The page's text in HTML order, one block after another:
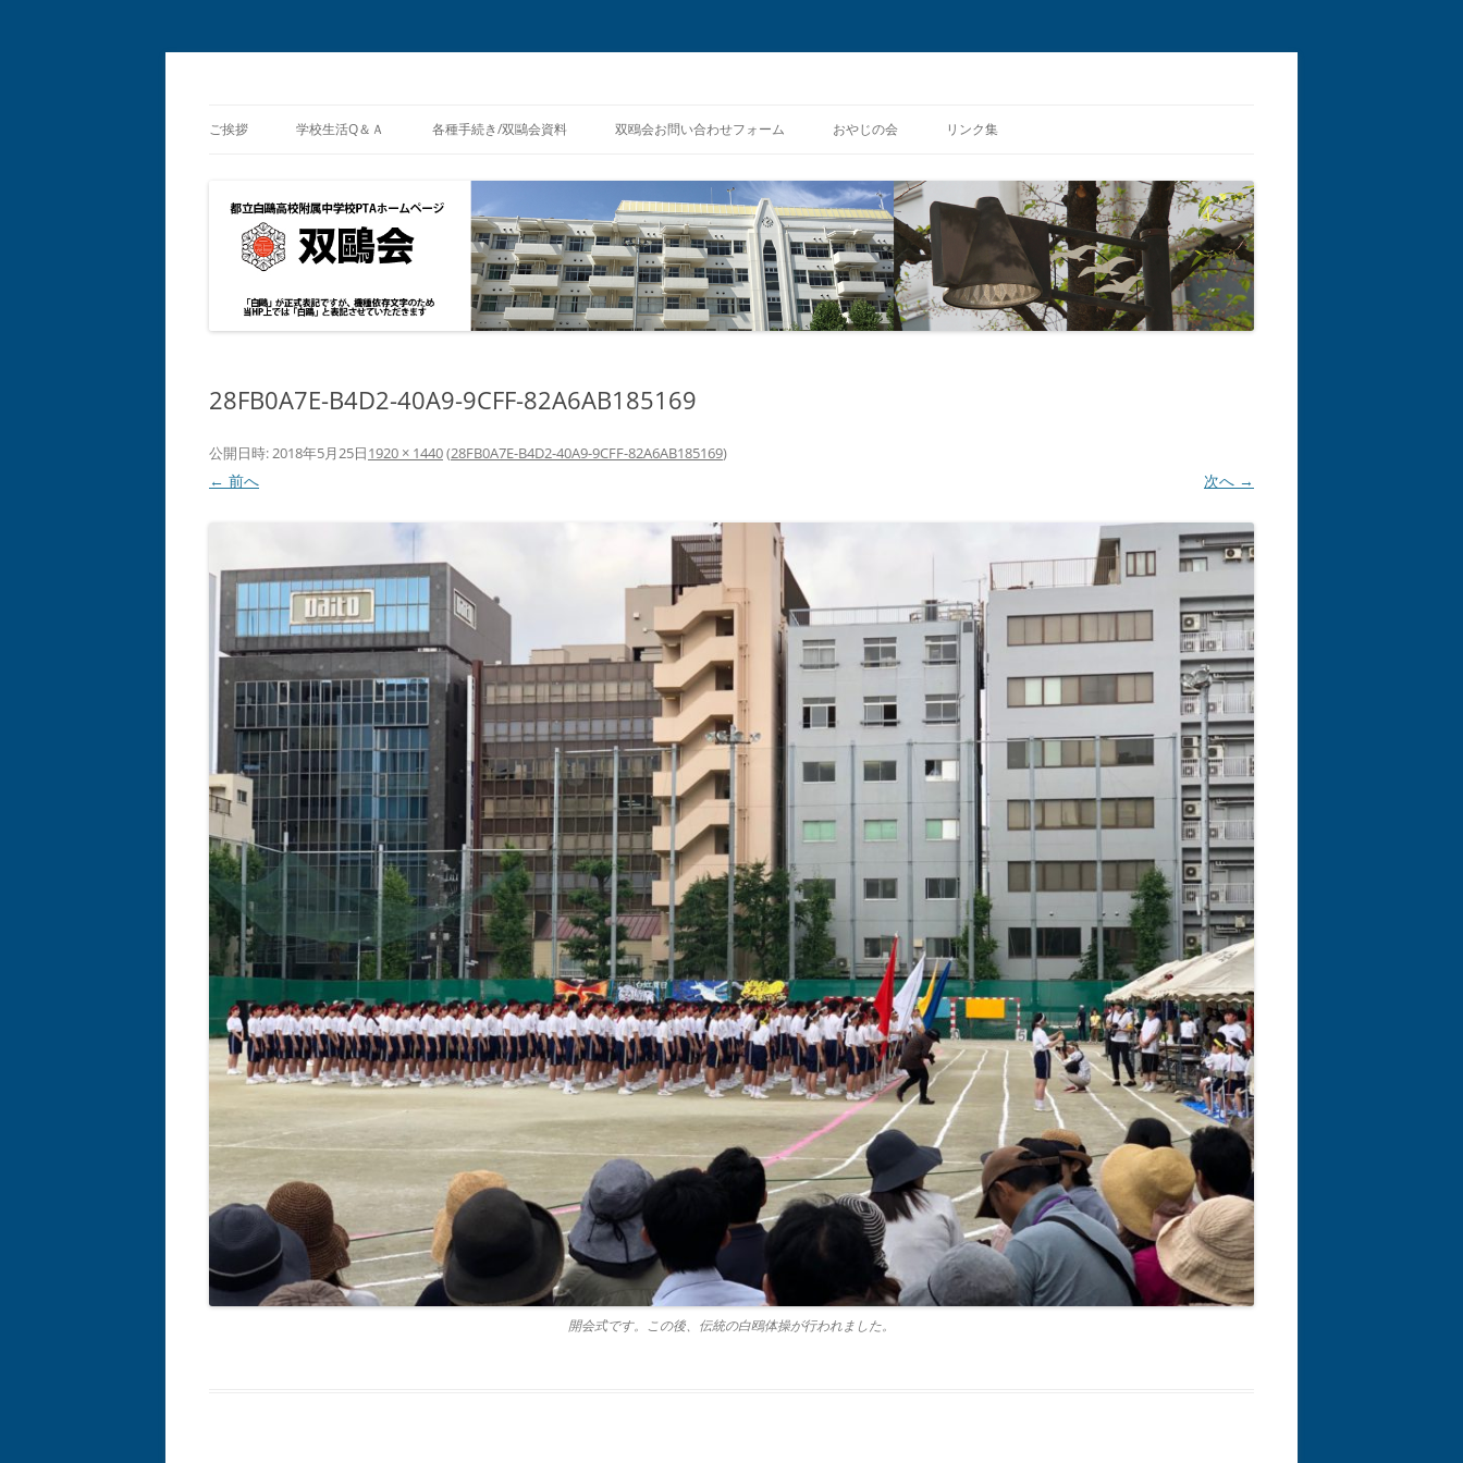
ン
テ
へ
ス
キ
ッ
プ
ご挨拶 学校生活Q＆Ａ 各種手続き/双鷗会資料
総合補償の番号問い合わせ
双鴎会お問い合わせフォーム おやじの会 リンク集
28FB0A7E-B4D2-40A9-9CFF-82A6AB185169
公開日時:2018年5月25日1920 × 1440(28FB0A7E-B4D2-40A9-9CFF-82A6AB185169)
← 前へ 次へ →
開会式です。この後、伝統の白鴎体操が行われました。